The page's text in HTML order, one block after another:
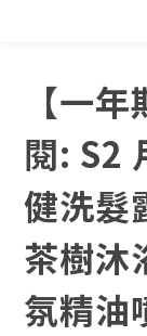
【一
閱: S2
健洗髮
茶樹沐
氛精